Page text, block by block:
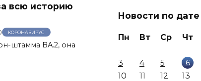
всю историю
КОРОНАВИРУС
штамма BA.2, она
Новости по дате
Пн Вт Ср Чт
3
4 5 6
10
11 12 13